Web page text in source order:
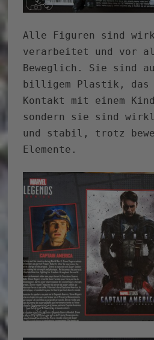
Alle Figuren sind
verarbeitet und vor
Beweglich. Sie sind
billigem Plastik, das
Kontakt mit einem
sondern sie sind
und stabil, trotz
Elemente.